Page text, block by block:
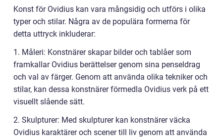
Konst för Ovidius kan vara mångsidig och utförs i olika
typer och stilar. Några av de populära formerna för
detta uttryck inkluderar:
1. Måleri: Konstnärer skapar bilder och tablåer som
framkallar Ovidius berättelser genom sina penseldrag
och val av färger. Genom att använda olika tekniker och
stilar, kan dessa konstnärer förmedla Ovidius verk på ett
visuellt slående sätt.
2. Skulpturer: Med skulpturer kan konstnärer väcka
Ovidius karaktärer och scener till liv genom att använda